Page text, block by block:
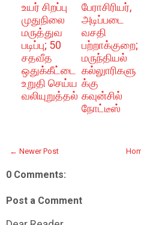
உயர் சிறப்பு
முதுநிலை
மருத்துவ
படிப்பு; 50
சதவீத
ஒதுக்கீட்டை
உறுதி செய்ய
வலியுறுத்தல்
பேராசிரியர்,
அடிப்படை
வசதி
பற்றாக்குறை;
மருந்தியல்
கல்லுாரிகளு
க்கு
கவுன்சில்
நோட்டீஸ்
← Newer Post
0 Comments:
Post a Comment